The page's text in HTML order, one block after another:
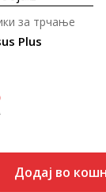
Plus
за трчање
Додај во